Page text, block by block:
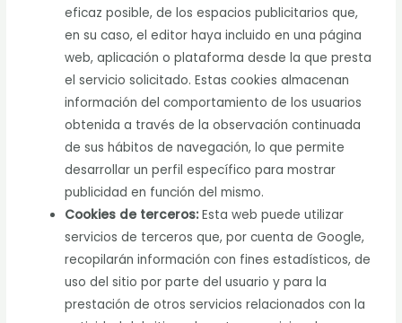
eficaz posible, de los espacios publicitarios que,
en su caso, el editor haya incluido en una página
web, aplicación o plataforma desde la que presta
el servicio solicitado. Estas cookies almacenan
información del comportamiento de los usuarios
obtenida a través de la observación continuada
de sus hábitos de navegación, lo que permite
desarrollar un perfil específico para mostrar
publicidad en función del mismo.
Cookies de terceros: Esta web puede utilizar
servicios de terceros que, por cuenta de Google,
recopilarán información con fines estadísticos, de
uso del sitio por parte del usuario y para la
prestación de otros servicios relacionados con la